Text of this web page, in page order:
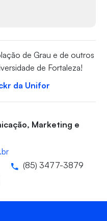
de Grau e de outros
de Fortaleza!
da Unifor
Marketing e
(85) 3477-3879